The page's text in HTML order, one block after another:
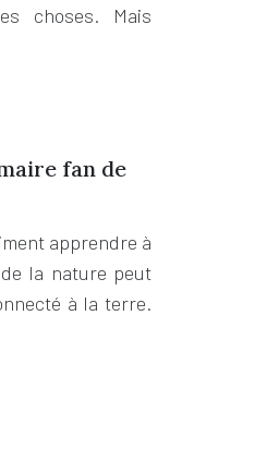
choses. Mais
fan de
apprendre à
la nature peut
à la terre.